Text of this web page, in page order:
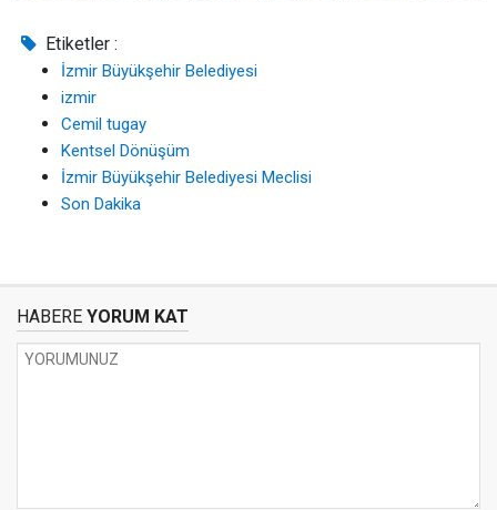
Etiketler :
İzmir Büyükşehir Belediyesi
izmir
Cemil tugay
Kentsel Dönüşüm
İzmir Büyükşehir Belediyesi Meclisi
Son Dakika
HABERE YORUM KAT